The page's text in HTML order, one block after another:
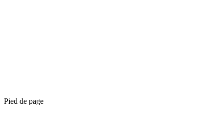
Pied de page